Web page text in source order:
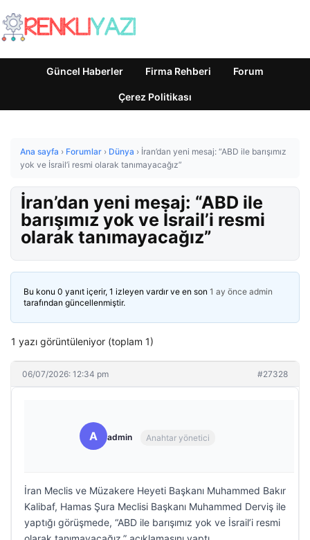
Güncel Haberler Firma Rehberi Forum
Çerez Politikası
Ana sayfa › Forumlar › Dünya › İran’dan yeni mesaj: “ABD ile barışımız
yok ve İsrail’i resmi olarak tanımayacağız”
İran’dan yeni mesaj: “ABD ile
barışımız yok ve İsrail’i resmi
olarak tanımayacağız”
Bu konu 0 yanıt içerir, 1 izleyen vardır ve en son 1 ay önce admin
tarafından güncellenmiştir.
1 yazı görüntüleniyor (toplam 1)
06/07/2026: 12:34 pm #27328
A admin Anahtar yönetici
İran Meclis ve Müzakere Heyeti Başkanı Muhammed Bakır
Kalibaf, Hamas Şura Meclisi Başkanı Muhammed Derviş ile
yaptığı görüşmede, “ABD ile barışımız yok ve İsrail’i resmi